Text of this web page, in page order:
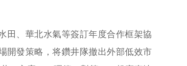
田、華北水氣等簽訂年度合作框架協
開發策略，将鑽井隊撤出外部低效市